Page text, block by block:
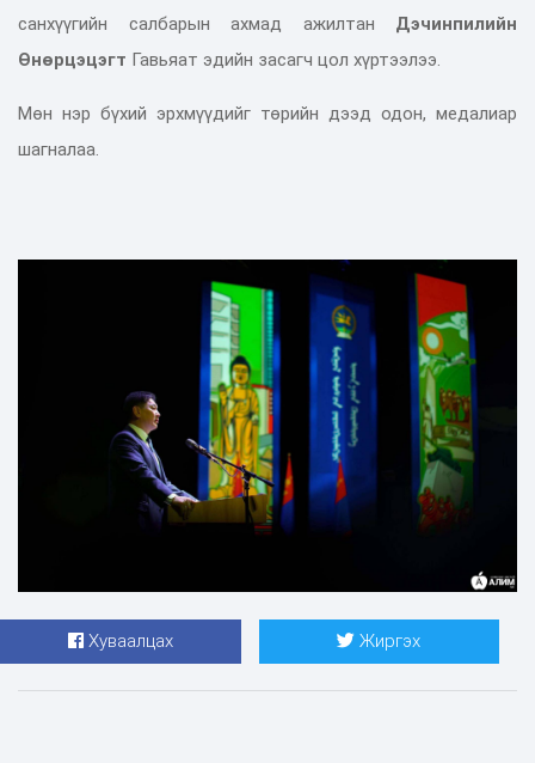
санхүүгийн салбарын ахмад ажилтан Дэчинпилийн
Өнөрцэцэгт Гавьяат эдийн засагч цол хүртээлээ.
Мөн нэр бүхий эрхмүүдийг төрийн дээд одон, медалиар
шагналаа.
Хуваалцах Жиргэх